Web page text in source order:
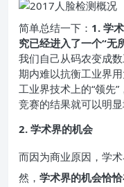
简单总结一下： 1. 学
究已经进入了一个“无
我们自己从码农变成
期内难以抗衡工业界
工业界技术上的“领先
竞赛的结果就可以明显
2. 学术界的机会
而因为商业原因，学
然， 学术界的机会恰